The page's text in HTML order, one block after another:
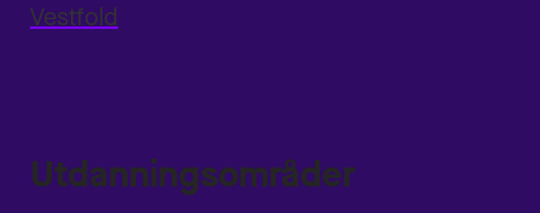
Vestfold
Utdanningsområder